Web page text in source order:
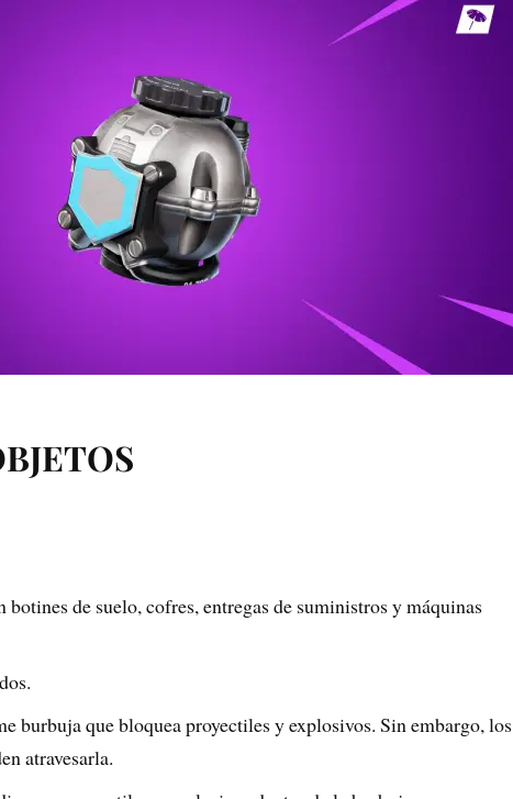
botines de suelo, cofres, entregas de suministros y máquinas
burbuja que bloquea proyectiles y explosivos. Sin embargo, los
atravesarla.